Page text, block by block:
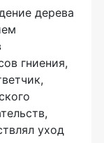
дерева
гниения,
уход